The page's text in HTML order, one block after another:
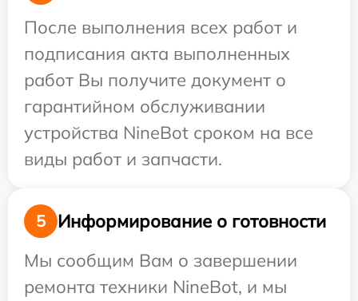
После выполнения всех работ и
подписания акта выполненных
работ Вы получите документ о
гарантийном обслуживании
устройства NineBot сроком на все
виды работ и запчасти.
5
Информирование о готовности
Мы сообщим Вам о завершении
ремонта техники NineBot, и мы